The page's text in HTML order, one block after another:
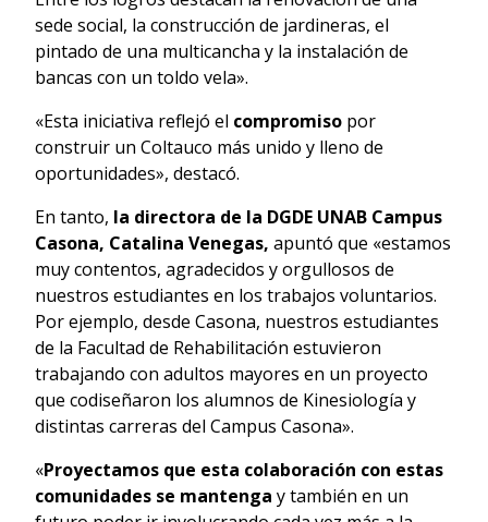
sede social, la construcción de jardineras, el
pintado de una multicancha y la instalación de
bancas con un toldo vela».
«Esta iniciativa reflejó el compromiso por
construir un Coltauco más unido y lleno de
oportunidades», destacó.
En tanto, la directora de la DGDE UNAB Campus
Casona, Catalina Venegas, apuntó que «estamos
muy contentos, agradecidos y orgullosos de
nuestros estudiantes en los trabajos voluntarios.
Por ejemplo, desde Casona, nuestros estudiantes
de la Facultad de Rehabilitación estuvieron
trabajando con adultos mayores en un proyecto
que codiseñaron los alumnos de Kinesiología y
distintas carreras del Campus Casona».
«Proyectamos que esta colaboración con estas
comunidades se mantenga y también en un